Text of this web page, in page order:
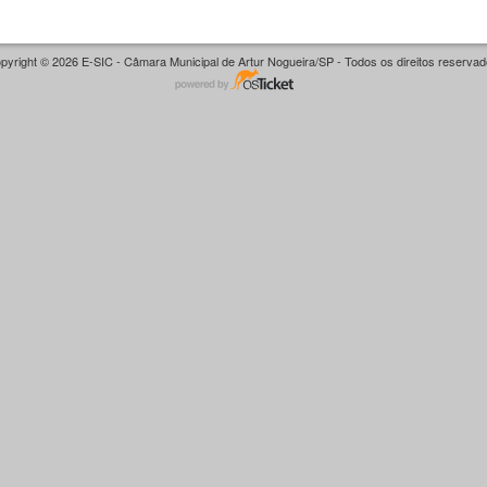
© 2026 E-SIC - Câmara Municipal de Artur Nogueira/SP - Todos os direitos